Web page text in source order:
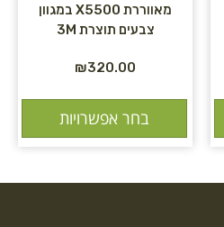
מאווררת X5500 במגוון
צבעים תוצרת 3M
₪320.00
בחר אפשרויות